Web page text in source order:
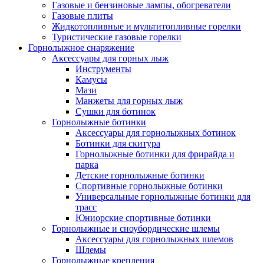
Газовые и бензиновые лампы, обогреватели
Газовые плиты
Жидкотопливные и мультитопливные горелки
Туристические газовые горелки
Горнолыжное снаряжение
Аксессуары для горных лыж
Инструменты
Камусы
Мази
Манжеты для горных лыж
Сушки для ботинок
Горнолыжные ботинки
Аксессуары для горнолыжных ботинок
Ботинки для скитура
Горнолыжные ботинки для фрирайда и
парка
Детские горнолыжные ботинки
Спортивные горнолыжные ботинки
Универсальные горнолыжные ботинки для
трасс
Юниорские спортивные ботинки
Горнолыжные и сноубордические шлемы
Аксессуары для горнолыжных шлемов
Шлемы
Горнолыжные крепления